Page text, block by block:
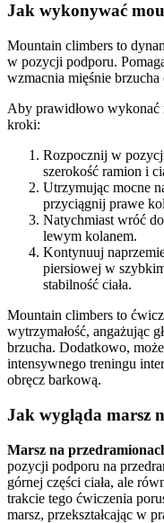
Jak wykonywać
Mountain climbers to
w pozycji podporu.
wzmacnia mięśnie brzucha
Aby prawidłowo wykonać
kroki:
Rozpocznij w
szerokość ramion i
Utrzymując mocne
przyciągnij prawe
Natychmiast wróć
lewym kolanem.
Kontynuuj
piersiowej w
stabilność ciała.
Mountain climbers to
wytrzymałość, angażując
brzucha. Dodatkowo,
intensywnego treningu
obręcz barkową.
Jak wygląda marsz
Marsz na
pozycji podporu na
górnej części ciała, ale
trakcie tego ćwiczenia
marsz, przekształcając w